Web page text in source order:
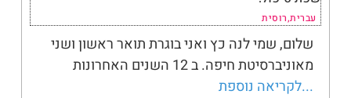
עברית,רוסית
שלום, שמי לנה כץ ואני בוגרת תואר ראשון ושני
מאוניברסיטת חיפה. ב 12 השנים האחרונות
...לקריאה נוספת